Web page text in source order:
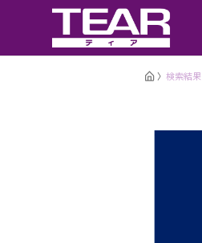
検索結果